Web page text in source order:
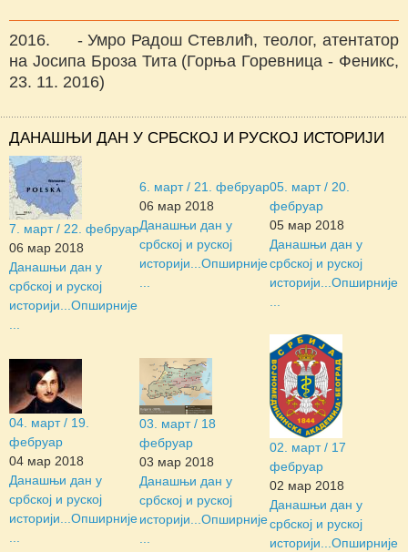
2016. - Умро Радош Стевлић, теолог, атентатор
на Јосипа Броза Тита (Горња Горевница - Фeникс,
23. 11. 2016)
ДАНАШЊИ ДАН У СРБСКОЈ И РУСКОЈ ИСТОРИЈИ
7. март / 22. фебруар
06 мар 2018
Данашњи дан у
србској и руској
историји...Опширније
...
6. март / 21. фебруар
06 мар 2018
Данашњи дан у
србској и руској
историји...Опширније
...
05. март / 20.
фебруар
05 мар 2018
Данашњи дан у
србској и руској
историји...Опширније
...
04. март / 19.
фебруар
04 мар 2018
Данашњи дан у
србској и руској
историји...Опширније
...
03. март / 18
фебруар
03 мар 2018
Данашњи дан у
србској и руској
историји...Опширније
...
02. март / 17
фебруар
02 мар 2018
Данашњи дан у
србској и руској
историји...Опширније